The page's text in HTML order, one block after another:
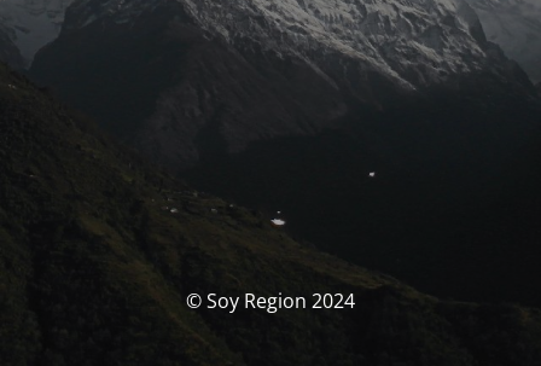
© Soy Region 2024